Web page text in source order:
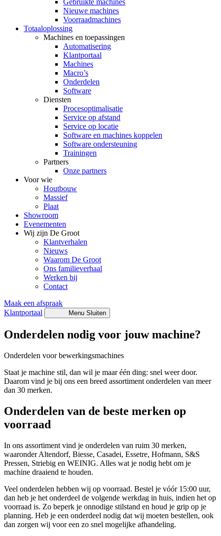
Gebruikte machines
Nieuwe machines
Voorraadmachines
Totaaloplossing
Machines en toepassingen
Automatisering
Klantportaal
Machines
Macro’s
Onderdelen
Software
Diensten
Procesoptimalisatie
Service op afstand
Service op locatie
Software en machines koppelen
Software ondersteuning
Trainingen
Partners
Onze partners
Voor wie
Houtbouw
Massief
Plaat
Showroom
Evenementen
Wij zijn De Groot
Klantverhalen
Nieuws
Waarom De Groot
Ons familieverhaal
Werken bij
Contact
Maak een afspraak
Klantportaal
Menu Sluiten
Onderdelen nodig voor jouw machine?
Onderdelen voor bewerkingsmachines
Staat je machine stil, dan wil je maar één ding: snel weer door.
Daarom vind je bij ons een breed assortiment onderdelen van meer
dan 30 merken.
Onderdelen van de beste merken op
voorraad
In ons assortiment vind je onderdelen van ruim 30 merken,
waaronder Altendorf, Biesse, Casadei, Essetre, Hofmann, S&S
Pressen, Striebig en WEINIG. Alles wat je nodig hebt om je
machine draaiend te houden.
Veel onderdelen hebben wij op voorraad. Bestel je vóór 15:00 uur,
dan heb je het onderdeel de volgende werkdag in huis, indien het op
voorraad is. Zo beperk je onnodige stilstand en houd je grip op je
planning. Heb je een onderdeel nodig dat wij moeten bestellen, ook
dan zorgen wij voor een zo snel mogelijke afhandeling.